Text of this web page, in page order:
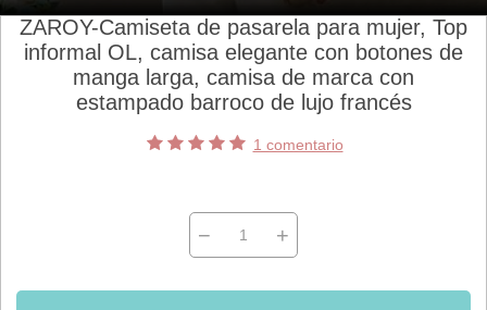
ZAROY-Camiseta de pasarela para mujer, Top
informal OL, camisa elegante con botones de
manga larga, camisa de marca con
estampado barroco de lujo francés
1 comentario
− +